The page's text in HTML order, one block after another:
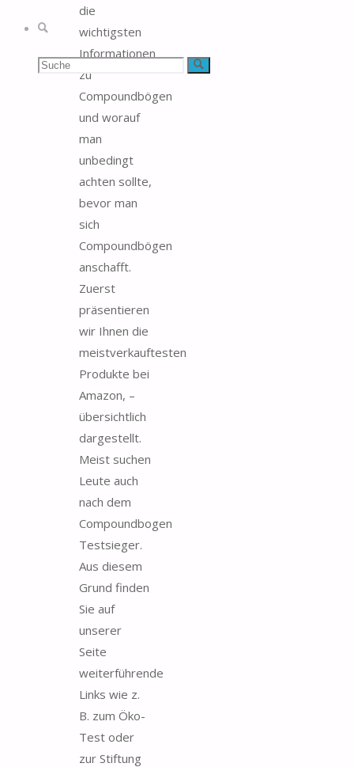
Suche
Suchen Suche
die
wichtigsten
Informationen
zu
Compoundbögen
und worauf
man
unbedingt
achten sollte,
bevor man
sich
Compoundbögen
anschafft.
Zuerst
präsentieren
wir Ihnen die
meistverkauftesten
Produkte bei
Amazon, –
übersichtlich
dargestellt.
Meist suchen
Leute auch
nach dem
Compoundbogen
Testsieger.
Aus diesem
Grund finden
Sie auf
unserer
Seite
weiterführende
Links wie z.
B. zum Öko-
Test oder
zur Stiftung